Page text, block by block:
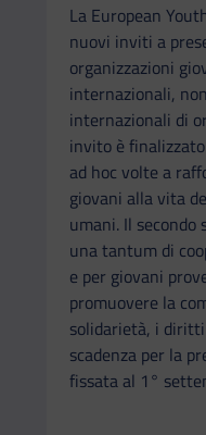
La European
nuovi inviti a
organizzazioni
internazionali,
internazionali di
invito è
ad hoc volte a
giovani alla vita
umani. Il
una tantum di
e per giovani
promuovere la
solidarietà, i
scadenza per la
fissata al 1°